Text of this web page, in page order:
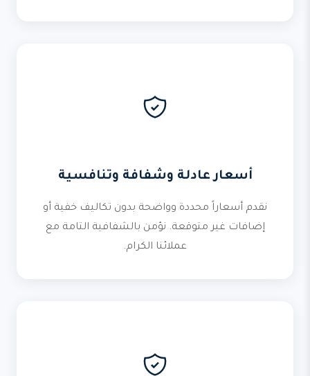
أسعار عادلة وشفافة وتنافسية
نقدم أسعاراً محددة وواضحة بدون تكاليف خفية أو
إضافات غير متوقعة. نؤمن بالشفافية التامة مع
عملائنا الكرام.